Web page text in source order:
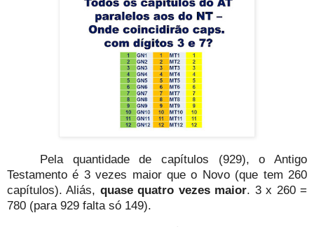
Pela quantidade de capítulos (929), o Antigo
Testamento é 3 vezes maior que o Novo (que tem 260
capítulos). Aliás, quase quatro vezes maior. 3 x 260 =
780 (para 929 falta só 149).